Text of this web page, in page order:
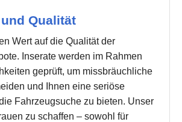
Qualität
Wert auf die Qualität der
Inserate werden im Rahmen
geprüft, um missbräuchliche
und Ihnen eine seriöse
Fahrzeugsuche zu bieten. Unser
zu schaffen – sowohl für